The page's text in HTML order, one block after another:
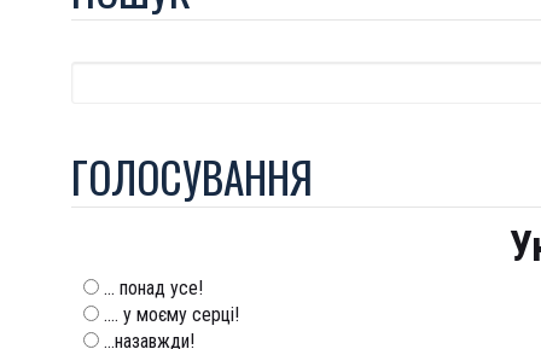
ГОЛОСУВАННЯ
... понад усе!
.... у моєму серці!
...назавжди!